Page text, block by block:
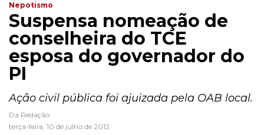
Nepotismo
Suspensa nomeação de
conselheira do TCE
esposa do governador do
PI
Ação civil pública foi ajuizada pela OAB local.
Da Redação
terça-feira, 10 de julho de 2012